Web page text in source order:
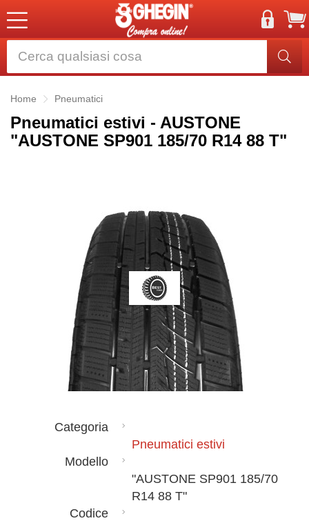
Home Pneumatici
Pneumatici estivi - AUSTONE
"AUSTONE SP901 185/70 R14 88 T"
Categoria
Pneumatici estivi
Modello
"AUSTONE SP901 185/70
R14 88 T"
Codice